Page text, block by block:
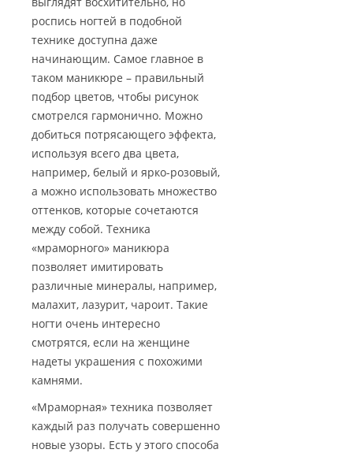
роспись ногтей в подобной
технике доступна даже
начинающим. Самое главное в
таком маникюре – правильный
подбор цветов, чтобы рисунок
смотрелся гармонично. Можно
добиться потрясающего эффекта,
используя всего два цвета,
например, белый и ярко-розовый,
а можно использовать множество
оттенков, которые сочетаются
между собой. Техника
«мраморного» маникюра
позволяет имитировать
различные минералы, например,
малахит, лазурит, чароит. Такие
ногти очень интересно
смотрятся, если на женщине
надеты украшения с похожими
камнями.
«Мраморная» техника позволяет
каждый раз получать совершенно
новые узоры. Есть у этого способа